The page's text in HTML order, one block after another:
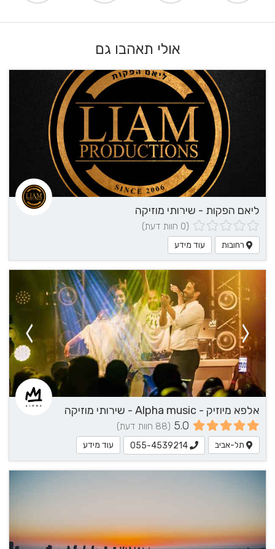
אולי תאהבו גם
ליאם הפקות - שירותי מוזיקה
(0 חוות דעת)
רחובות עוד מידע
אלפא מיוזיק - Alpha music - שירותי מוזיקה
5.0 (88 חוות דעת)
תל-אביב 055-4539214 עוד מידע